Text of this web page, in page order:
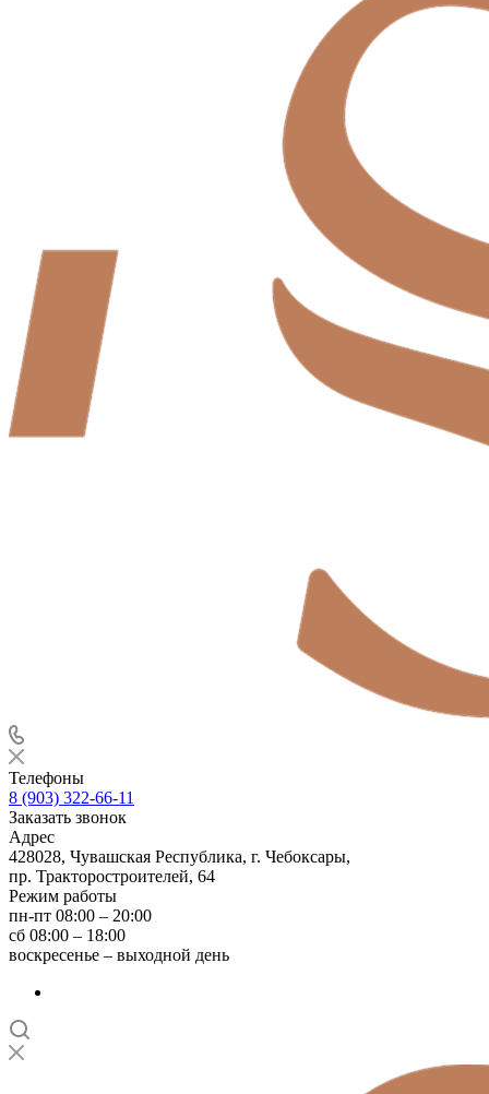
Телефоны
8 (903) 322-66-11
Заказать звонок
Адрес
428028, Чувашская Республика, г. Чебоксары,
пр. Тракторостроителей, 64
Режим работы
пн-пт 08:00 – 20:00
сб 08:00 – 18:00
воскресенье – выходной день